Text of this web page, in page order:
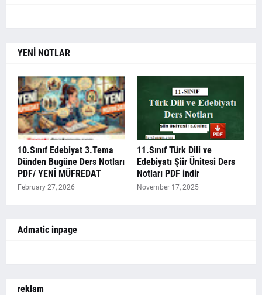
YENİ NOTLAR
10.Sınıf Edebiyat 3.Tema
Dünden Bugüne Ders Notları
PDF/ YENİ MÜFREDAT
February 27, 2026
11.Sınıf Türk Dili ve
Edebiyatı Şiir Ünitesi Ders
Notları PDF indir
November 17, 2025
Admatic inpage
reklam